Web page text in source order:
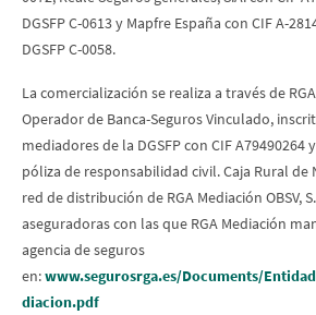
DGSFP C-0613 y Mapfre España con CIF A-
DGSFP C-0058.
La comercialización se realiza a través de
Operador de Banca-Seguros Vinculado,
mediadores de la DGSFP con CIF A79490264
póliza de responsabilidad civil. Caja Rural de
red de distribución de RGA Mediación OBSV,
aseguradoras con las que RGA Mediación
agencia de seguros
en:www.segurosrga.es/Documents/
diacion.pdf